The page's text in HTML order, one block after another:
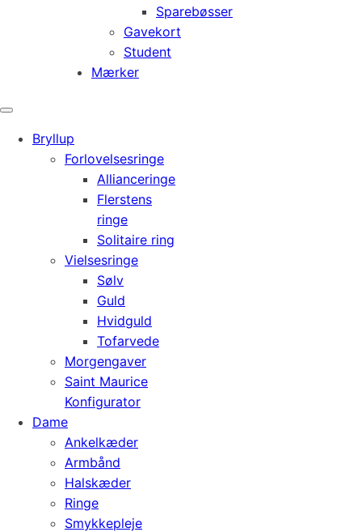
Sparebøsser
Gavekort
Student
Mærker
Bryllup
Forlovelsesringe
Allianceringe
Flerstens
ringe
Solitaire ring
Vielsesringe
Sølv
Guld
Hvidguld
Tofarvede
Morgengaver
Saint Maurice
Konfigurator
Dame
Ankelkæder
Armbånd
Halskæder
Ringe
Smykkepleje